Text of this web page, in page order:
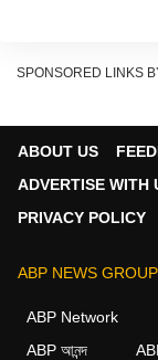
SPONSORED LINKS
ABOUT US
ADVERTISE WITH
PRIVACY POLICY
ABP NEWS
ABP Network
ABP আনন্দ